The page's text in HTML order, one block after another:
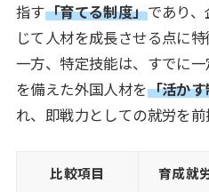
指す「育てる制度」であり
じて人材を成長させる点に特
一方、特定技能は、すでに
を備えた外国人材を「活か
れ、即戦力としての就労を前
比較項目 育成就